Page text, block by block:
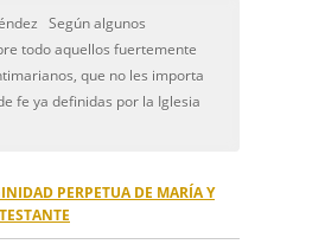
Según algunos
todo aquellos fuertemente
que no les importa
fe ya definidas por la Iglesia
PERPETUA DE MARÍA Y